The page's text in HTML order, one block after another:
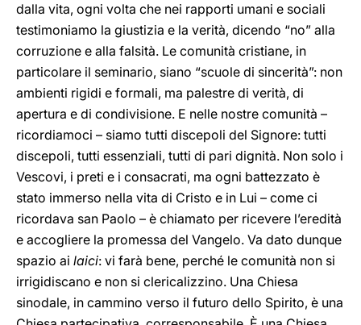
dalla vita, ogni volta che nei rapporti umani e sociali
testimoniamo la giustizia e la verità, dicendo “no” alla
corruzione e alla falsità. Le comunità cristiane, in
particolare il seminario, siano “scuole di sincerità”: non
ambienti rigidi e formali, ma palestre di verità, di
apertura e di condivisione. E nelle nostre comunità –
ricordiamoci – siamo tutti discepoli del Signore: tutti
discepoli, tutti essenziali, tutti di pari dignità. Non solo i
Vescovi, i preti e i consacrati, ma ogni battezzato è
stato immerso nella vita di Cristo e in Lui – come ci
ricordava san Paolo – è chiamato per ricevere l’eredità
e accogliere la promessa del Vangelo. Va dato dunque
spazio ai laici: vi farà bene, perché le comunità non si
irrigidiscano e non si clericalizzino. Una Chiesa
sinodale, in cammino verso il futuro dello Spirito, è una